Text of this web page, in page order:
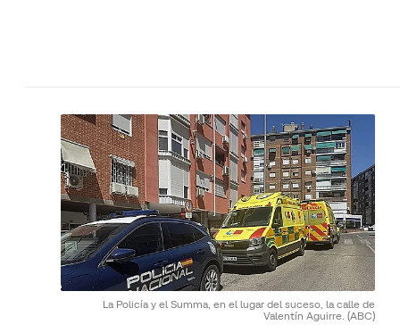
La Policía y el Summa, en el lugar del suceso, la calle de
Valentín Aguirre. (ABC)